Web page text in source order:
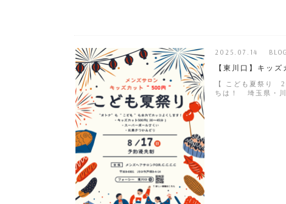
2025.07.14 BLOG
【東川口】キッ
【 こども夏祭り
ちは！ 埼玉県・川